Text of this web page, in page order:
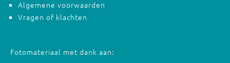
Algemene voorwaarden
Vragen of klachten
Fotomateriaal met dank aan: